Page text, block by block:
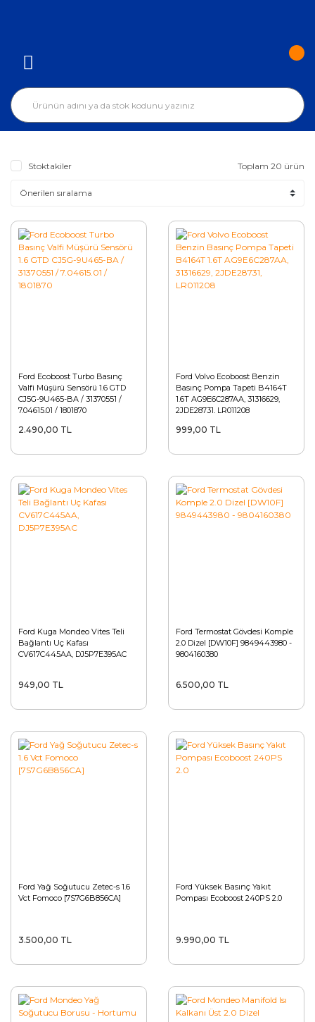
Stoktakiler Toplam 20 ürün
Ford Ecoboost Turbo Basınç
Valfi Müşürü Sensörü 1.6 GTD
CJ5G-9U465-BA / 31370551 /
7.04615.01 / 1801870
2.490,00 TL
Ford Volvo Ecoboost Benzin
Basınç Pompa Tapeti B4164T
1.6T AG9E6C287AA, 31316629,
2JDE28731, LR011208
999,00 TL
Ford Kuga Mondeo Vites Teli
Bağlantı Uç Kafası
CV617C445AA, DJ5P7E395AC
949,00 TL
Ford Termostat Gövdesi Komple
2.0 Dizel [DW10F] 9849443980 -
9804160380
6.500,00 TL
Ford Yağ Soğutucu Zetec-s 1.6
Vct Fomoco [7S7G6B856CA]
3.500,00 TL
Ford Yüksek Basınç Yakıt
Pompası Ecoboost 240PS 2.0
9.990,00 TL